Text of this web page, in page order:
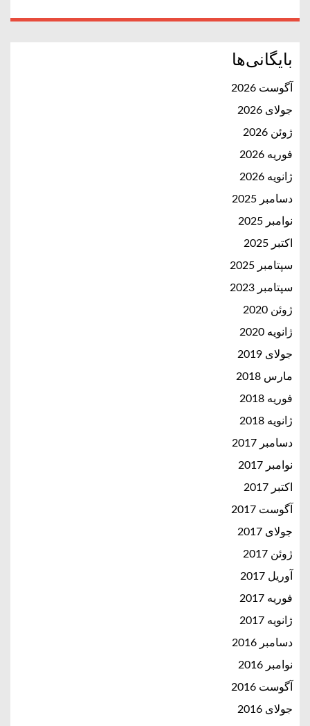
بایگانی‌ها
آگوست 2026
جولای 2026
ژوئن 2026
فوریه 2026
ژانویه 2026
دسامبر 2025
نوامبر 2025
اکتبر 2025
سپتامبر 2025
سپتامبر 2023
ژوئن 2020
ژانویه 2020
جولای 2019
مارس 2018
فوریه 2018
ژانویه 2018
دسامبر 2017
نوامبر 2017
اکتبر 2017
آگوست 2017
جولای 2017
ژوئن 2017
آوریل 2017
فوریه 2017
ژانویه 2017
دسامبر 2016
نوامبر 2016
آگوست 2016
جولای 2016